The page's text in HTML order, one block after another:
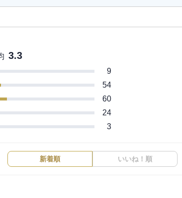
3.3
9
54
60
24
3
新着順 いいね！順